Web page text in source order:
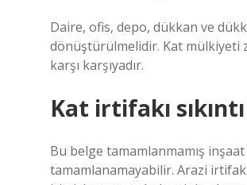
Daire, ofis, depo, dükkan ve
dönüştürülmelidir. Kat mülkiyeti
karşı karşıyadır.
Kat irtifakı
Bu belge tamamlanmamış
tamamlanamayabilir. Arazi